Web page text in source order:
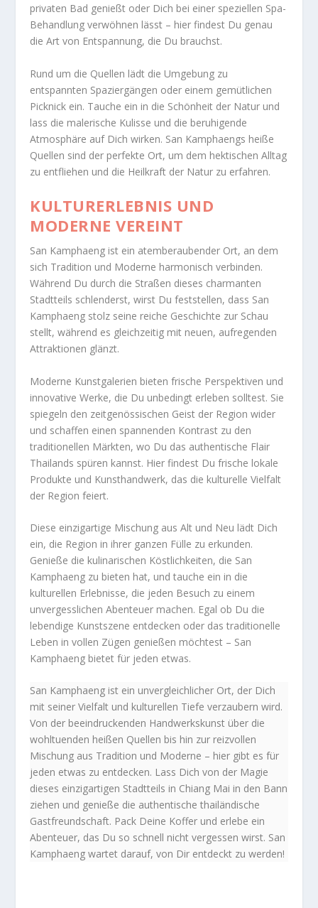
privaten Bad genießt oder Dich bei einer speziellen Spa-
Behandlung verwöhnen lässt – hier findest Du genau
die Art von Entspannung, die Du brauchst.
Rund um die Quellen lädt die Umgebung zu
entspannten Spaziergängen oder einem gemütlichen
Picknick ein. Tauche ein in die Schönheit der Natur und
lass die malerische Kulisse und die beruhigende
Atmosphäre auf Dich wirken. San Kamphaengs heiße
Quellen sind der perfekte Ort, um dem hektischen Alltag
zu entfliehen und die Heilkraft der Natur zu erfahren.
KULTURERLEBNIS UND
MODERNE VEREINT
San Kamphaeng ist ein atemberaubender Ort, an dem
sich Tradition und Moderne harmonisch verbinden.
Während Du durch die Straßen dieses charmanten
Stadtteils schlenderst, wirst Du feststellen, dass San
Kamphaeng stolz seine reiche Geschichte zur Schau
stellt, während es gleichzeitig mit neuen, aufregenden
Attraktionen glänzt.
Moderne Kunstgalerien bieten frische Perspektiven und
innovative Werke, die Du unbedingt erleben solltest. Sie
spiegeln den zeitgenössischen Geist der Region wider
und schaffen einen spannenden Kontrast zu den
traditionellen Märkten, wo Du das authentische Flair
Thailands spüren kannst. Hier findest Du frische lokale
Produkte und Kunsthandwerk, das die kulturelle Vielfalt
der Region feiert.
Diese einzigartige Mischung aus Alt und Neu lädt Dich
ein, die Region in ihrer ganzen Fülle zu erkunden.
Genieße die kulinarischen Köstlichkeiten, die San
Kamphaeng zu bieten hat, und tauche ein in die
kulturellen Erlebnisse, die jeden Besuch zu einem
unvergesslichen Abenteuer machen. Egal ob Du die
lebendige Kunstszene entdecken oder das traditionelle
Leben in vollen Zügen genießen möchtest – San
Kamphaeng bietet für jeden etwas.
San Kamphaeng ist ein unvergleichlicher Ort, der Dich
mit seiner Vielfalt und kulturellen Tiefe verzaubern wird.
Von der beeindruckenden Handwerkskunst über die
wohltuenden heißen Quellen bis hin zur reizvollen
Mischung aus Tradition und Moderne – hier gibt es für
jeden etwas zu entdecken. Lass Dich von der Magie
dieses einzigartigen Stadtteils in Chiang Mai in den Bann
ziehen und genieße die authentische thailändische
Gastfreundschaft. Pack Deine Koffer und erlebe ein
Abenteuer, das Du so schnell nicht vergessen wirst. San
Kamphaeng wartet darauf, von Dir entdeckt zu werden!